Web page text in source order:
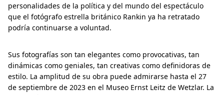
personalidades de la política y del mundo del espectáculo
que el fotógrafo estrella británico Rankin ya ha retratado
podría continuarse a voluntad.
Sus fotografías son tan elegantes como provocativas, tan
dinámicas como geniales, tan creativas como definidoras de
estilo. La amplitud de su obra puede admirarse hasta el 27
de septiembre de 2023 en el Museo Ernst Leitz de Wetzlar. La